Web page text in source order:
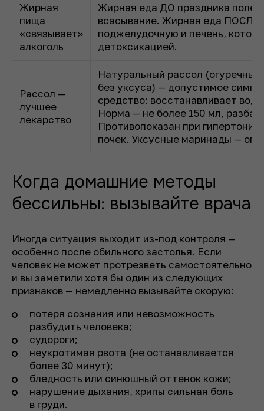
Жирная
пища
«связывает»
алкоголь
Жирная еда ДО праздника
всасывание. Жирная еда ПОСЛЕ
поджелудочную и печень,
детоксикацией.
Рассол —
лучшее
лекарство
Натуральный рассол
без уксуса) — допустимое
средство: восстанавливает
Норма — не более 150 мл,
Противопоказан при
почек. Уксусные маринады —
Когда домашние методы
бессильны: вызывайте врача
Иногда ситуация выходит из-под контроля —
особенно после обильного застолья. Если
человек не может протрезветь самостоятельно
и вы заметили хотя бы один из следующих
признаков — немедленно вызывайте скорую:
потеря сознания или невозможность
разбудить человека;
судороги;
неукротимая рвота (не останавливается
более 30 минут);
бледность или синюшный оттенок кожи;
нарушение дыхания, хрипы сильная боль
в груди.